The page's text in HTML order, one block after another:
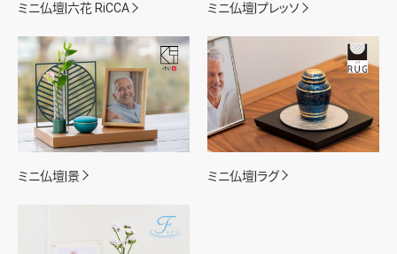
ミニ仏壇|六花 RiCCA ミニ仏壇|プレッソ
ミニ仏壇|景 ミニ仏壇|ラグ